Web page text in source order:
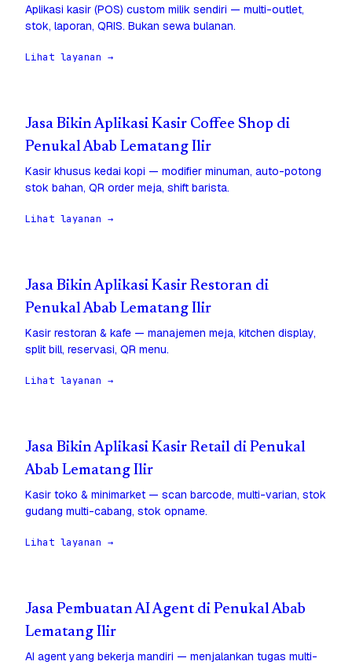
Aplikasi kasir (POS) custom milik sendiri — multi-outlet,
stok, laporan, QRIS. Bukan sewa bulanan.
Lihat layanan →
Jasa Bikin Aplikasi Kasir Coffee Shop di
Penukal Abab Lematang Ilir
Kasir khusus kedai kopi — modifier minuman, auto-potong
stok bahan, QR order meja, shift barista.
Lihat layanan →
Jasa Bikin Aplikasi Kasir Restoran di
Penukal Abab Lematang Ilir
Kasir restoran & kafe — manajemen meja, kitchen display,
split bill, reservasi, QR menu.
Lihat layanan →
Jasa Bikin Aplikasi Kasir Retail di Penukal
Abab Lematang Ilir
Kasir toko & minimarket — scan barcode, multi-varian, stok
gudang multi-cabang, stok opname.
Lihat layanan →
Jasa Pembuatan AI Agent di Penukal Abab
Lematang Ilir
AI agent yang bekerja mandiri — menjalankan tugas multi-